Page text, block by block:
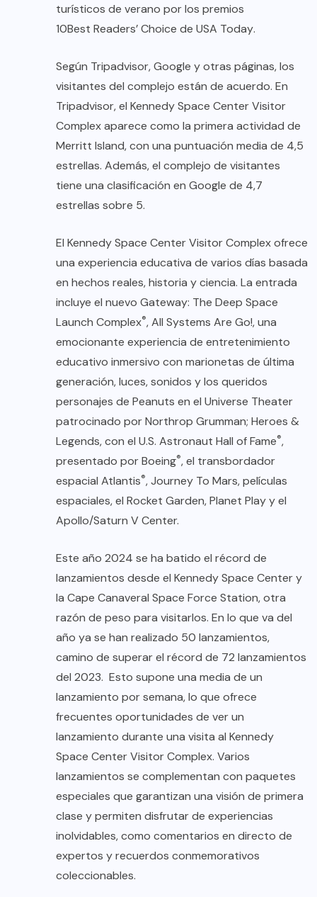
turísticos de verano por los premios
10Best Readers’ Choice de USA Today.
Según Tripadvisor, Google y otras páginas, los
visitantes del complejo están de acuerdo. En
Tripadvisor, el Kennedy Space Center Visitor
Complex aparece como la primera actividad de
Merritt Island, con una puntuación media de 4,5
estrellas. Además, el complejo de visitantes
tiene una clasificación en Google de 4,7
estrellas sobre 5.
El Kennedy Space Center Visitor Complex ofrece
una experiencia educativa de varios días basada
en hechos reales, historia y ciencia. La entrada
incluye el nuevo Gateway: The Deep Space
Launch Complex®, All Systems Are Go!, una
emocionante experiencia de entretenimiento
educativo inmersivo con marionetas de última
generación, luces, sonidos y los queridos
personajes de Peanuts en el Universe Theater
patrocinado por Northrop Grumman; Heroes &
Legends, con el U.S. Astronaut Hall of Fame®,
presentado por Boeing®, el transbordador
espacial Atlantis®, Journey To Mars, películas
espaciales, el Rocket Garden, Planet Play y el
Apollo/Saturn V Center.
Este año 2024 se ha batido el récord de
lanzamientos desde el Kennedy Space Center y
la Cape Canaveral Space Force Station, otra
razón de peso para visitarlos. En lo que va del
año ya se han realizado 50 lanzamientos,
camino de superar el récord de 72 lanzamientos
del 2023. Esto supone una media de un
lanzamiento por semana, lo que ofrece
frecuentes oportunidades de ver un
lanzamiento durante una visita al Kennedy
Space Center Visitor Complex. Varios
lanzamientos se complementan con paquetes
especiales que garantizan una visión de primera
clase y permiten disfrutar de experiencias
inolvidables, como comentarios en directo de
expertos y recuerdos conmemorativos
coleccionables.